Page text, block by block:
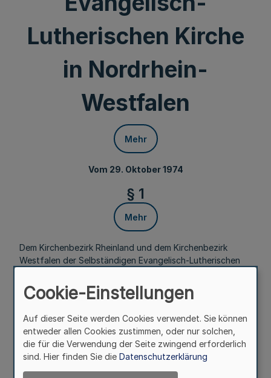
Lutherischen Kirche
in Nordrhein-
Westfalen
Mehr
Vom 29. Oktober 1974
§ 1
Mehr
Dem Kirchenbezirk Rheinland und dem Kirchenbezirk
Westfalen der Selbständigen Evangelisch-Lutherischen
Gemeinde Bochum, der Evangelisch-Lutherischen
(altlutherischen) Gemeinde Borghorst-Münster-Gronau,
Trinitatiskirchengemeinde Dortmund, der Evangelisch-
Lutherischen (altlutherischen) Auferstehungs-
Kirchengemeinde Duisburg, der Evangelisch-Lutherischen
(altlutherischen) Gemeinde Hagen-Lüdenscheid-Iserlohn
und der Evangelisch-Lutherischen (altlutherischen) St.
Cookie-Einstellungen
Auf dieser Seite werden Cookies verwendet. Sie können
entweder allen Cookies zustimmen, oder nur solchen,
die für die Verwendung der Seite zwingend erforderlich
sind. Hier finden Sie die Datenschutzerklärung